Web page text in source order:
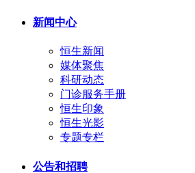
新闻中心
恒生新闻
媒体聚焦
科研动态
门诊服务手册
恒生印象
恒生光影
专题专栏
公告和招聘